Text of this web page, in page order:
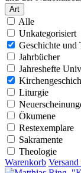
Art
Alle
Unkategorisiert
Geschichte und
Jahrbücher
Jahreshefte
Liturgie
Ökumene
Restexemplare
Sakramente
Theologie
Warenkorb